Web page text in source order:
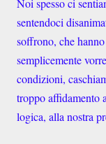
Noi spesso ci
sentendoci
soffrono, che
semplicemente
condizioni,
troppo affidamento
logica, alla nostra